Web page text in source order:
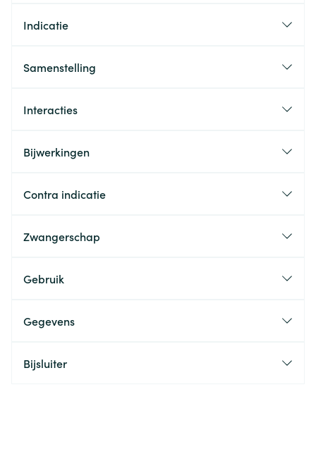
Indicatie
Samenstelling
Interacties
Bijwerkingen
Contra indicatie
Zwangerschap
Gebruik
Gegevens
Bijsluiter